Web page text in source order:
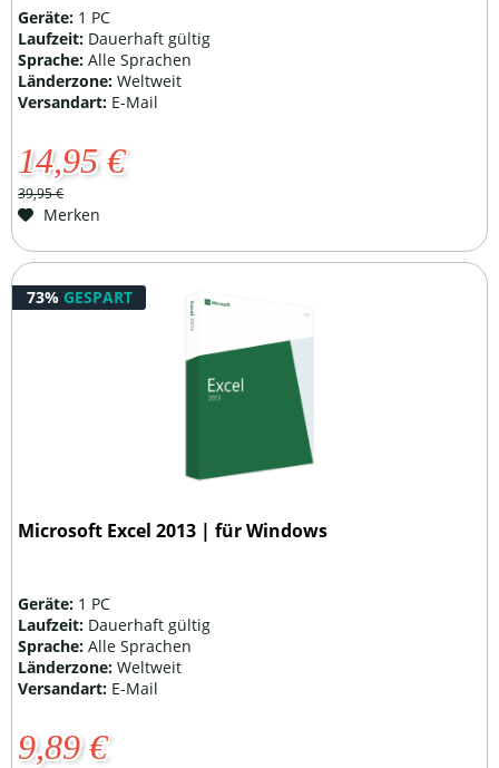
Geräte: 1 PC
Laufzeit: Dauerhaft gültig
Sprache:Alle Sprachen
Länderzone:Weltweit
Versandart: E-Mail
14,95 €
39,95 €
Merken
73% GESPART
Microsoft Excel 2013 | für Windows
Geräte: 1 PC
Laufzeit: Dauerhaft gültig
Sprache:Alle Sprachen
Länderzone:Weltweit
Versandart: E-Mail
9,89 €